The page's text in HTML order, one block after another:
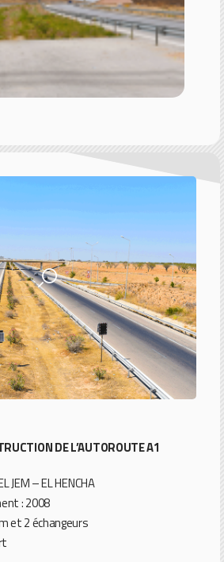
DE L’AUTOROUTE A1
JEM – EL HENCHA
: 2008
et 2 échangeurs